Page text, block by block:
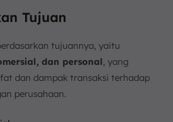
Tujuan
tujuannya, yaitu
dan personal , yang
dan dampak transaksi terhadap
perusahaan.